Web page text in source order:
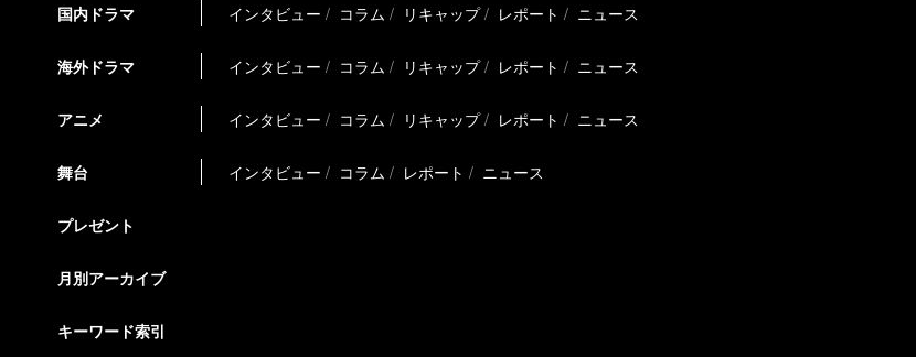
国内ドラマ インタビュー コラム リキャップ レポート ニュース
海外ドラマ インタビュー コラム リキャップ レポート ニュース
アニメ インタビュー コラム リキャップ レポート ニュース
舞台 インタビュー コラム レポート ニュース
プレゼント
月別アーカイブ
キーワード索引